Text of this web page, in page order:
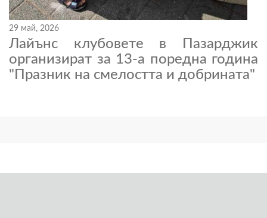
29 май, 2026
Лайънс клубовете в Пазарджик
организират за 13-а поредна година
"Празник на смелостта и добрината"